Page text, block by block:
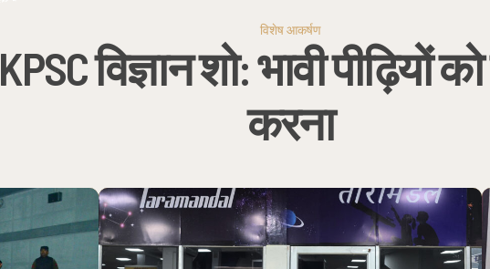
विशेष आकर्षण
KPSC विज्ञान शो: भावी पीढ़ियों
करना